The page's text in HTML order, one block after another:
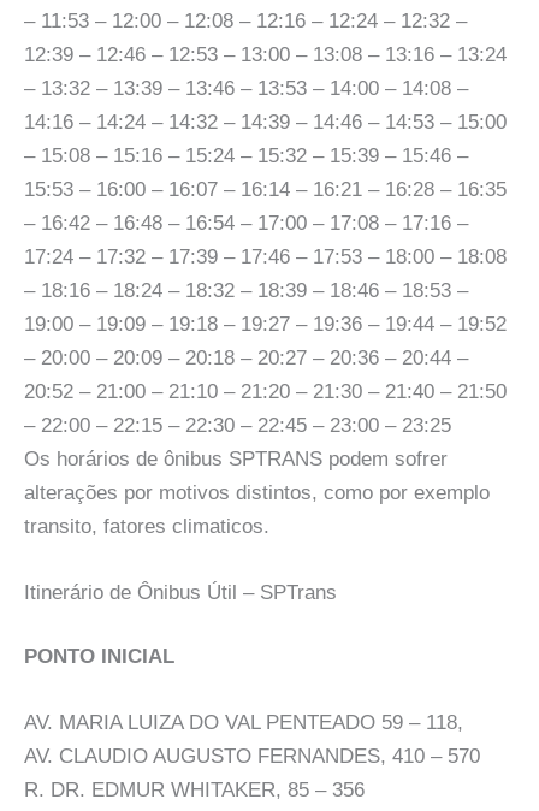
– 11:53 – 12:00 – 12:08 – 12:16 – 12:24 – 12:32 –
12:39 – 12:46 – 12:53 – 13:00 – 13:08 – 13:16 – 13:24
– 13:32 – 13:39 – 13:46 – 13:53 – 14:00 – 14:08 –
14:16 – 14:24 – 14:32 – 14:39 – 14:46 – 14:53 – 15:00
– 15:08 – 15:16 – 15:24 – 15:32 – 15:39 – 15:46 –
15:53 – 16:00 – 16:07 – 16:14 – 16:21 – 16:28 – 16:35
– 16:42 – 16:48 – 16:54 – 17:00 – 17:08 – 17:16 –
17:24 – 17:32 – 17:39 – 17:46 – 17:53 – 18:00 – 18:08
– 18:16 – 18:24 – 18:32 – 18:39 – 18:46 – 18:53 –
19:00 – 19:09 – 19:18 – 19:27 – 19:36 – 19:44 – 19:52
– 20:00 – 20:09 – 20:18 – 20:27 – 20:36 – 20:44 –
20:52 – 21:00 – 21:10 – 21:20 – 21:30 – 21:40 – 21:50
– 22:00 – 22:15 – 22:30 – 22:45 – 23:00 – 23:25
Os horários de ônibus SPTRANS podem sofrer
alterações por motivos distintos, como por exemplo
transito, fatores climaticos.
Itinerário de Ônibus Útil – SPTrans
PONTO INICIAL
AV. MARIA LUIZA DO VAL PENTEADO 59 – 118,
AV. CLAUDIO AUGUSTO FERNANDES, 410 – 570
R. DR. EDMUR WHITAKER, 85 – 356